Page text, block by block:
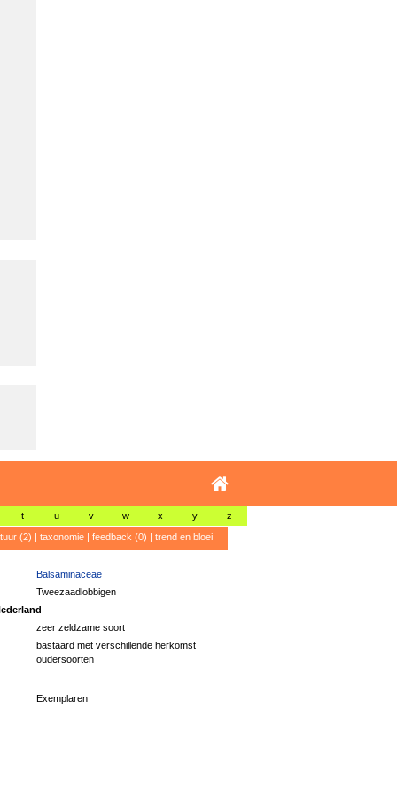
t u v w x y z
(2) | taxonomie| feedback (0) | trend en bloei
Balsaminaceae
Tweezaadlobbigen
zeer zeldzame soort
bastaard met verschillende herkomst
oudersoorten
Exemplaren